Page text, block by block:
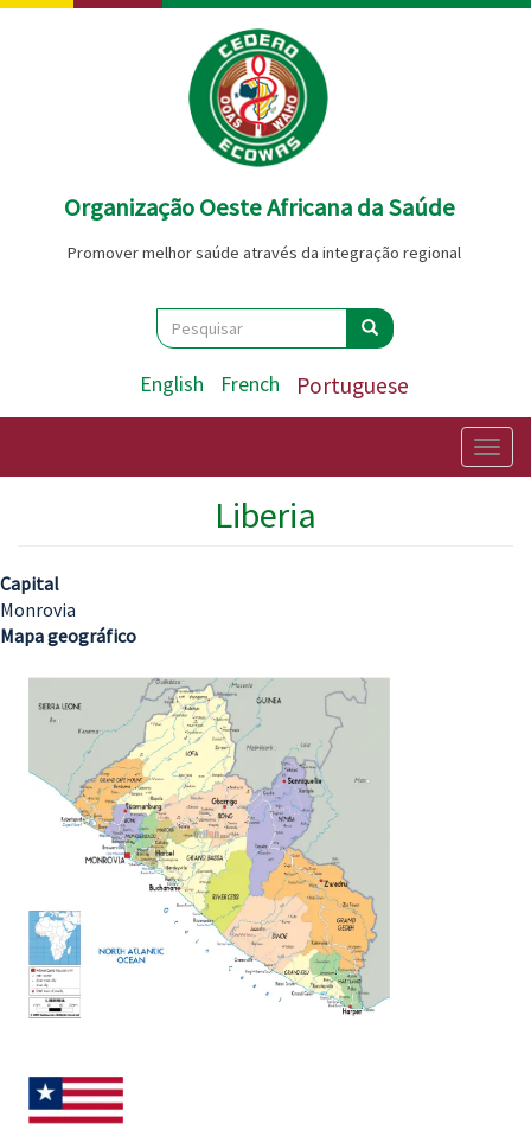
Passar
Organização Oeste Africana da Saúde
Promover melhor saúde através da integração regional
Search
Pesquisar Pesquisar
English French Portuguese
Liberia
Capital
Monrovia
Mapa geográfico
Imagem